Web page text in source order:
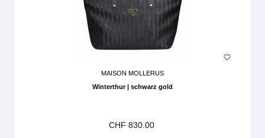
MAISON MOLLERUS
Winterthur | schwarz gold
CHF 830.00